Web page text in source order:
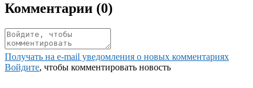
Комментарии (0)
Получать на e‑mail уведомления о новых комментариях
Войдите, чтобы комментировать новость